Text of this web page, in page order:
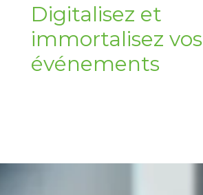
Digitalisez et
immortalisez vos
événements